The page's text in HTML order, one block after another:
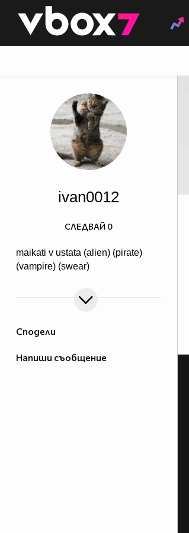
👾
Сподели
Напиши съобщение
ivan0012
maikati v ustata (alien) (pirate)
(vampire) (swear)
СЛЕДВАЙ 0